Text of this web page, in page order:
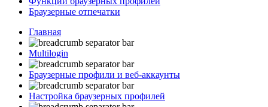
Браузерные отпечатки
Главная
Multilogin
Браузерные профили и веб-аккаунты
Настройка браузерных профилей